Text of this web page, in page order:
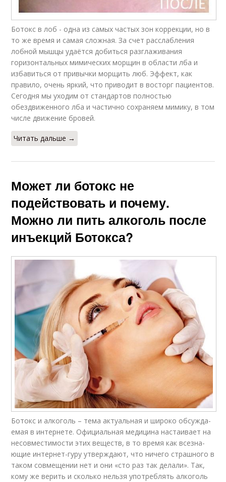
Ботокс в лоб - одна из самых частых зон коррекции, но в
то же время и самая сложная. За счет расслабления
лобной мышцы удаётся добиться разглаживания
горизонтальных мимических морщин в области лба и
избавиться от привычки морщить люб. Эффект, как
правило, очень яркий, что приводит в восторг пациентов.
Сегодня мы уходим от стандартов полностью
обездвиженного лба и частично сохраняем мимику, в том
числе движение бровей.
Читать дальше →
Может ли ботокс не
подействовать и почему.
Можно ли пить алкоголь после
инъекций Ботокса?
Ботокс и алкоголь – тема ак­ту­аль­ная и широко обсуж­да­
емая в ин­тернете. Официальная меди­ци­на настаивает на
несов­мес­ти­мос­ти этих веществ, в то время как все­зна­
ющие интернет-гуру утвер­жда­ют, что ничего страшно­го в
таком совмещении нет и они «сто раз так делали». Так,
кому же верить и сколько нельзя употреблять ал­коголь